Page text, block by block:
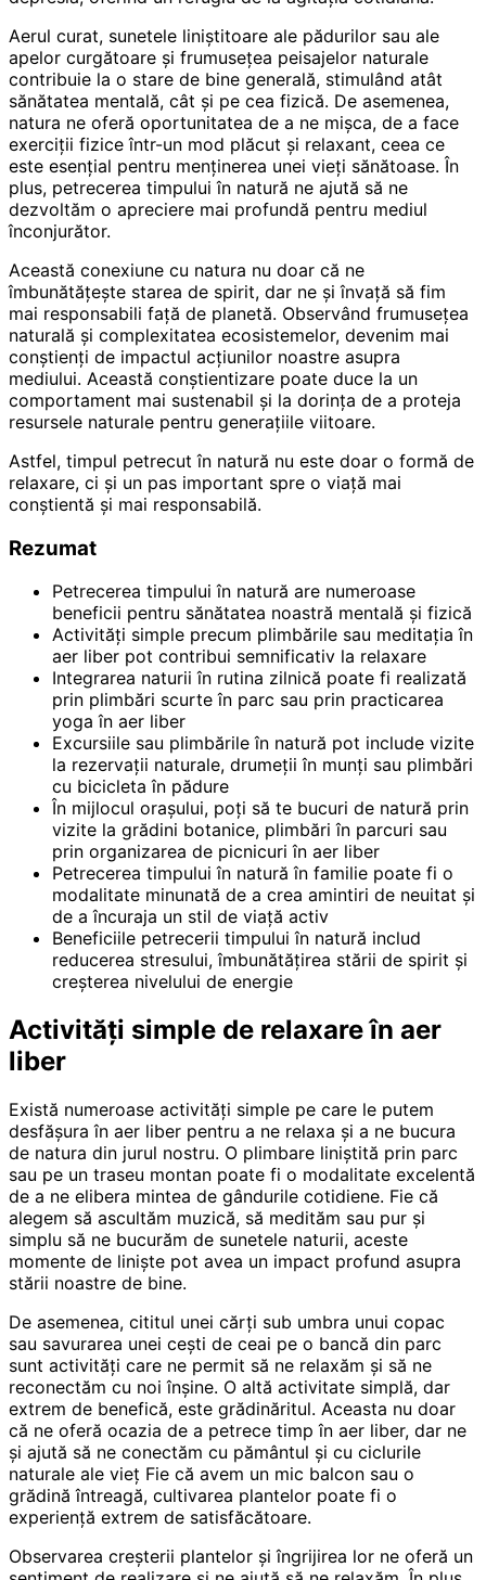
Aerul curat, sunetele liniștitoare ale pădurilor sau ale
apelor curgătoare și frumusețea peisajelor naturale
contribuie la o stare de bine generală, stimulând atât
sănătatea mentală, cât și pe cea fizică. De asemenea,
natura ne oferă oportunitatea de a ne mișca, de a face
exerciții fizice într-un mod plăcut și relaxant, ceea ce
este esențial pentru menținerea unei vieți sănătoase. În
plus, petrecerea timpului în natură ne ajută să ne
dezvoltăm o apreciere mai profundă pentru mediul
înconjurător.
Această conexiune cu natura nu doar că ne
îmbunătățește starea de spirit, dar ne și învață să fim
mai responsabili față de planetă. Observând frumusețea
naturală și complexitatea ecosistemelor, devenim mai
conștienți de impactul acțiunilor noastre asupra
mediului. Această conștientizare poate duce la un
comportament mai sustenabil și la dorința de a proteja
resursele naturale pentru generațiile viitoare.
Astfel, timpul petrecut în natură nu este doar o formă de
relaxare, ci și un pas important spre o viață mai
conștientă și mai responsabilă.
Rezumat
Petrecerea timpului în natură are numeroase
beneficii pentru sănătatea noastră mentală și fizică
Activități simple precum plimbările sau meditația în
aer liber pot contribui semnificativ la relaxare
Integrarea naturii în rutina zilnică poate fi realizată
prin plimbări scurte în parc sau prin practicarea
yoga în aer liber
Excursiile sau plimbările în natură pot include vizite
la rezervații naturale, drumeții în munți sau plimbări
cu bicicleta în pădure
În mijlocul orașului, poți să te bucuri de natură prin
vizite la grădini botanice, plimbări în parcuri sau
prin organizarea de picnicuri în aer liber
Petrecerea timpului în natură în familie poate fi o
modalitate minunată de a crea amintiri de neuitat și
de a încuraja un stil de viață activ
Beneficiile petrecerii timpului în natură includ
reducerea stresului, îmbunătățirea stării de spirit și
creșterea nivelului de energie
Activități simple de relaxare în aer
liber
Există numeroase activități simple pe care le putem
desfășura în aer liber pentru a ne relaxa și a ne bucura
de natura din jurul nostru. O plimbare liniștită prin parc
sau pe un traseu montan poate fi o modalitate excelentă
de a ne elibera mintea de gândurile cotidiene. Fie că
alegem să ascultăm muzică, să medităm sau pur și
simplu să ne bucurăm de sunetele naturii, aceste
momente de liniște pot avea un impact profund asupra
stării noastre de bine.
De asemenea, cititul unei cărți sub umbra unui copac
sau savurarea unei cești de ceai pe o bancă din parc
sunt activități care ne permit să ne relaxăm și să ne
reconectăm cu noi înșine. O altă activitate simplă, dar
extrem de benefică, este grădinăritul. Aceasta nu doar
că ne oferă ocazia de a petrece timp în aer liber, dar ne
și ajută să ne conectăm cu pământul și cu ciclurile
naturale ale vieț Fie că avem un mic balcon sau o
grădină întreagă, cultivarea plantelor poate fi o
experiență extrem de satisfăcătoare.
Observarea creșterii plantelor și îngrijirea lor ne oferă un